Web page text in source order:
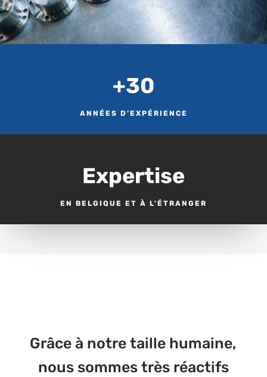
+30
ANNÉES D’EXPÉRIENCE
Expertise
EN BELGIQUE ET À L'ÉTRANGER
Grâce à notre taille humaine,
nous sommes très réactifs